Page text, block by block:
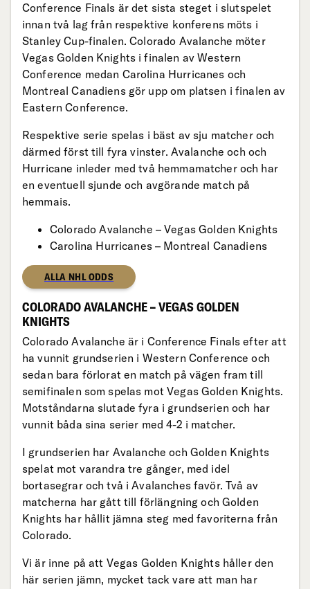
Conference Finals är det sista steget i slutspelet
innan två lag från respektive konferens möts i
Stanley Cup-finalen. Colorado Avalanche möter
Vegas Golden Knights i finalen av Western
Conference medan Carolina Hurricanes och
Montreal Canadiens gör upp om platsen i finalen av
Eastern Conference.
Respektive serie spelas i bäst av sju matcher och
därmed först till fyra vinster. Avalanche och och
Hurricane inleder med två hemmamatcher och har
en eventuell sjunde och avgörande match på
hemmais.
Colorado Avalanche – Vegas Golden Knights
Carolina Hurricanes – Montreal Canadiens
ALLA NHL ODDS
COLORADO AVALANCHE – VEGAS GOLDEN
KNIGHTS
Colorado Avalanche är i Conference Finals efter att
ha vunnit grundserien i Western Conference och
sedan bara förlorat en match på vägen fram till
semifinalen som spelas mot Vegas Golden Knights.
Motståndarna slutade fyra i grundserien och har
vunnit båda sina serier med 4-2 i matcher.
I grundserien har Avalanche och Golden Knights
spelat mot varandra tre gånger, med idel
bortasegrar och två i Avalanches favör. Två av
matcherna har gått till förlängning och Golden
Knights har hållit jämna steg med favoriterna från
Colorado.
Vi är inne på att Vegas Golden Knights håller den
här serien jämn, mycket tack vare att man har